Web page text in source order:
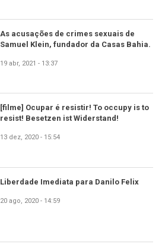
As acusações de crimes sexuais de
Samuel Klein, fundador da Casas Bahia.
19 abr, 2021 - 13:37
[filme] Ocupar é resistir! To occupy is to
resist! Besetzen ist Widerstand!
13 dez, 2020 - 15:54
Liberdade Imediata para Danilo Felix
20 ago, 2020 - 14:59